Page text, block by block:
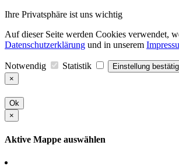
Ihre Privatsphäre ist uns wichtig
Auf dieser Seite werden Cookies verwendet,
Datenschutzerklärung und in unserem
Notwendig Statistik Einstellung
×
Ok
×
Aktive Mappe auswählen